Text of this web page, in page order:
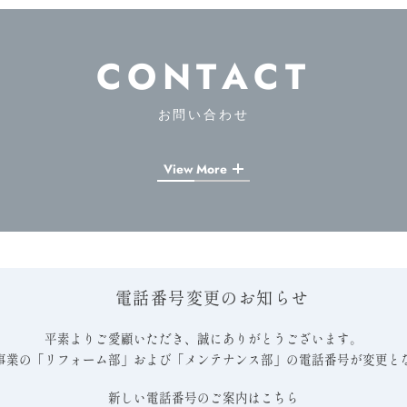
CONTACT
お問い合わせ
View More
電話番号変更のお知らせ
平素よりご愛顧いただき、誠にありがとうございます。
業の「リフォーム部」および「メンテナンス部」の電話番号が変更と
新しい電話番号のご案内はこちら